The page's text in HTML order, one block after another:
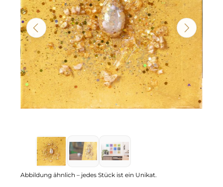
Abbildung ähnlich – jedes Stück ist ein Unikat.